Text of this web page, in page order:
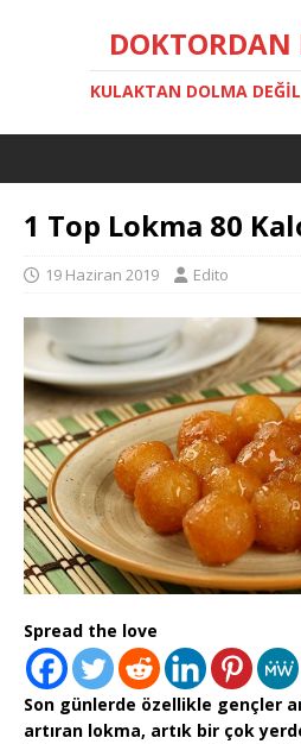
DOKTORDAN
KULAKTAN DOLMA
1 Top Lokma 80
19 Haziran 2019 Edito
Spread the love
Son günlerde özellikle gençler
artıran lokma, artık bir çok